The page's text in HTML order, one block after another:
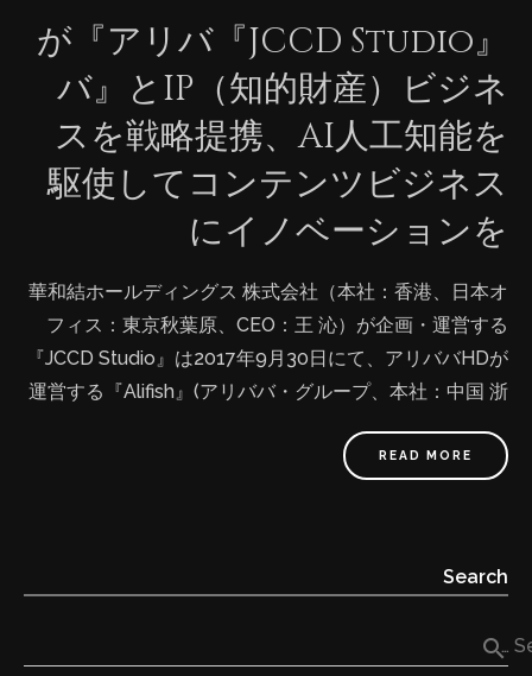
『JCCD Studio』が『アリバ
バ』とIP（知的財産）ビジネ
スを戦略提携、AI人工知能を
駆使してコンテンツビジネス
にイノベーションを
華和結ホールディングス 株式会社（本社：香港、日本オ
フィス：東京秋葉原、CEO：王 沁）が企画・運営する
『JCCD Studio』は2017年9月30日にて、アリババHDが
運営する『Alifish』(アリババ・グループ、本社：中国 浙
界7位)と戦略的パートナーシップ業務提携を行うことを
の人々が日本の素晴らしいコンテンツを早く・円滑に・
デルはエージェントがそれぞれのニーズと要求をヒアリ
READ MORE
Search
search